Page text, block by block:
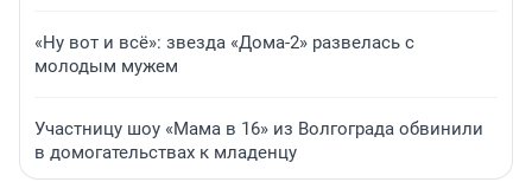
«Ну вот и всё»: звезда «Дома-2» развелась с
молодым мужем
Участницу шоу «Мама в 16» из Волгограда обвинили
в домогательствах к младенцу